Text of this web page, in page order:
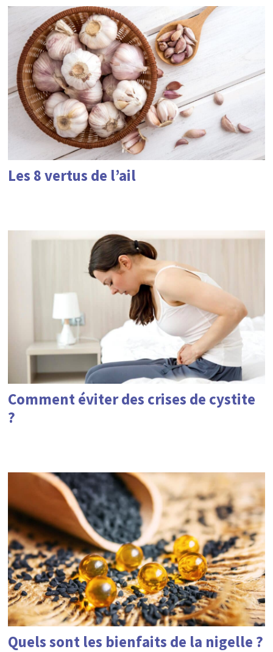
Les 8 vertus de l’ail
Comment éviter des crises de cystite
?
Quels sont les bienfaits de la nigelle ?